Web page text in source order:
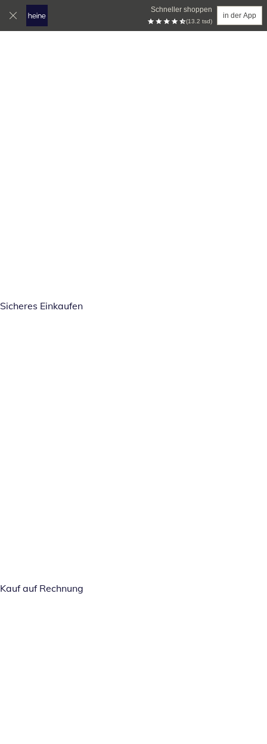
Schneller shoppen
(13.2 tsd)
in der App
Sicheres Einkaufen
Kauf auf Rechnung